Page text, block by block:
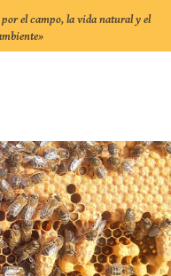
el campo, la vida natural y el